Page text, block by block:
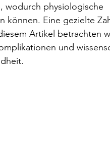
wodurch physiologische
können. Eine gezielte
Artikel betrachten
und